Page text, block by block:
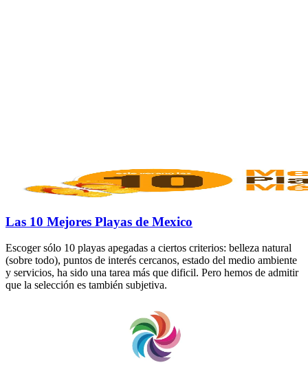
Las 10 Mejores Playas de Mexico
Escoger sólo 10 playas apegadas a ciertos criterios: belleza natural
(sobre todo), puntos de interés cercanos, estado del medio ambiente
y servicios, ha sido una tarea más que dificil. Pero hemos de admitir
que la selección es también subjetiva.